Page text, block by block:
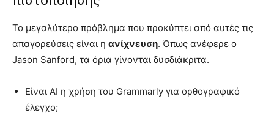
Το μεγαλύτερο πρόβλημα που προκύπτει από αυτές τις
απαγορεύσεις είναι η ανίχνευση. Όπως ανέφερε ο
Jason Sanford, τα όρια γίνονται δυσδιάκριτα.
Είναι AI η χρήση του Grammarly για ορθογραφικό
έλεγχο;